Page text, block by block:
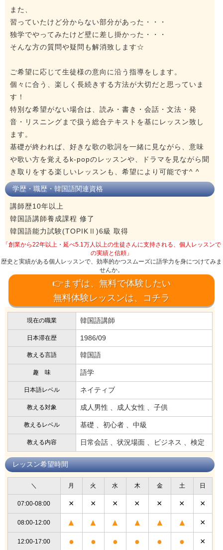
また、
習っていたけど分からない部分があった・・・
独学でやってみたけど壁に差し掛かった・・・
そんな方の質問や疑問も解消致します☆
ご希望に応じて生徒様の意向に沿う指導をします。
個々に合う、楽しく長続きする方法が大切だと思っていま
す！
特別な希望がない場合は、読み・書き・会話・文法・発
音・リスニングまで扱う総合テキストを基にレッスン致し
ます。
基礎が終われば、好きな歌の歌詞を一緒に見ながら、意味
や歌い方を覚えるk-popのレッスンや、ドラマを見ながら聞
き取りをする楽しいレッスンも、希望により可能です^ ^
学歴・職歴・韓国語関連資格
講師歴10年以上
韓国語講師養成課程 修了
韓国語能力試験(TOPIKⅡ)6級 取得
「創業から22年以上・延べ5.1万人以上の生徒さんに支持される、個人レッスンで
の実績と信頼」
歴史と実績がある個人レッスンで、効率的かつスムーズに語学力を身につけてみま
せんか。
👉まずは、無料で体験したい
無料体験レッスンは、コチラ
現在の職業 韓国語講師
日本滞在歴 1986/09
教える言語 韓国語
趣 味 語学
日本語レベル ネイティブ
教える対象 成人男性 、成人女性 、子供
教えるレベル 基礎 、初心者 、中級
教える内容 日常会話 、状況場面 、ビジネス 、検定
レッスン希望時間
＼ 月 火 水 木 金 土 日
07:00-08:00 × × × × × × ×
08:00-12:00 ▲ ▲ ▲ ▲ ▲ ▲ ×
12:00-17:00 ● ● ● ● ● ● ×